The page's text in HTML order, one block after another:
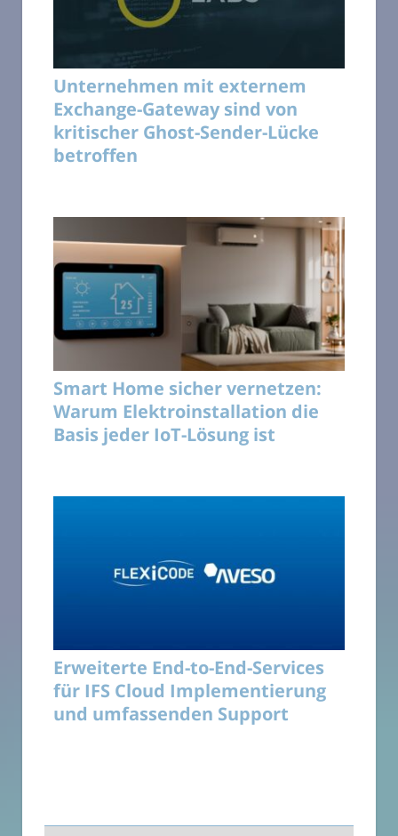
Unternehmen mit externem
Exchange-Gateway sind von
kritischer Ghost-Sender-Lücke
betroffen
Smart Home sicher vernetzen:
Warum Elektroinstallation die
Basis jeder IoT-Lösung ist
Erweiterte End-to-End-Services
für IFS Cloud Implementierung
und umfassenden Support